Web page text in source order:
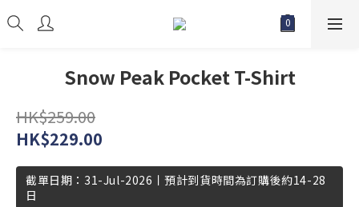
Snow Peak Pocket T-Shirt
HK$259.00
HK$229.00
截單日期：31-Jul-2026丨預計到貨時間為訂購後約14-28
日